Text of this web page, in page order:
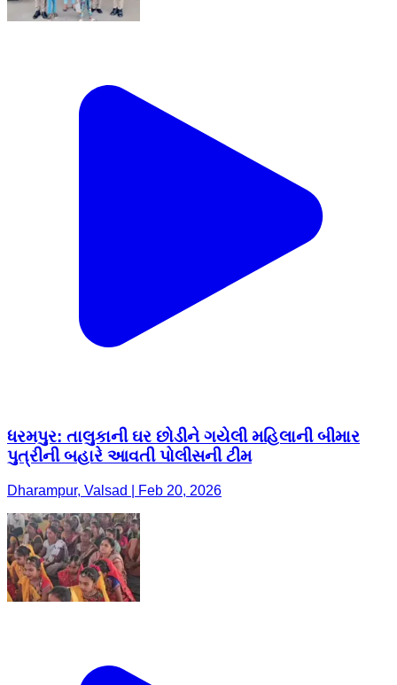
ધરમપુર: તાલુકાની ઘર છોડીને ગયેલી મહિલાની બીમાર
પુત્રીની બહારે આવતી પોલીસની ટીમ
Dharampur, Valsad | Feb 20, 2026